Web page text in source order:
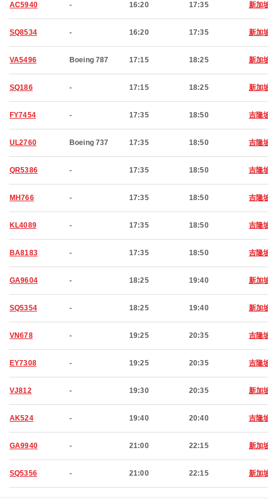
AC5940 - 16:20 17:35 新加
SQ8534 - 16:20 17:35 新加
VA5496 Boeing 787 17:15 18:25 新加
SQ186 - 17:15 18:25 新加
FY7454 - 17:35 18:50 吉隆
UL2760 Boeing 737 17:35 18:50 吉隆
QR5386 - 17:35 18:50 吉隆
MH766 - 17:35 18:50 吉隆
KL4089 - 17:35 18:50 吉隆
BA8183 - 17:35 18:50 吉隆
GA9604 - 18:25 19:40 新加
SQ5354 - 18:25 19:40 新加
VN678 - 19:25 20:35 吉隆
EY7308 - 19:25 20:35 吉隆
VJ812 - 19:30 20:35 新加
AK524 - 19:40 20:40 吉隆
GA9940 - 21:00 22:15 新加
SQ5356 - 21:00 22:15 新加